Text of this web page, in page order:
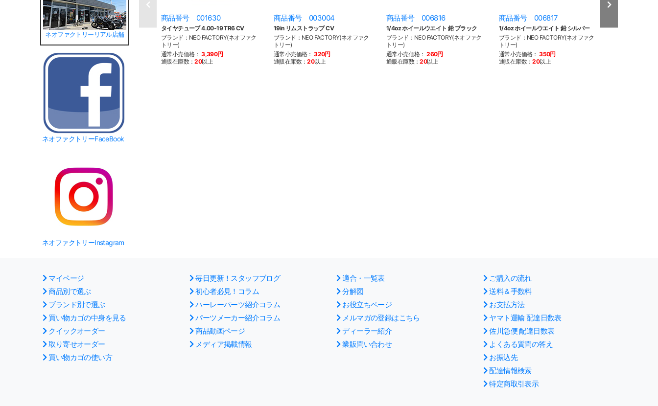
ネオファクトリーリアル店舗
ネオファクトリーFaceBook
ネオファクトリーInstagram
商品番号 001630
タイヤチューブ 4.00-19 TR6 CV
ブランド：NEO FACTORY(ネオファク
トリー)
通常小売価格： 3,390円
通販在庫数：20以上
商品番号 003004
19in リムストラップ CV
ブランド：NEO FACTORY(ネオファク
トリー)
通常小売価格： 320円
通販在庫数：20以上
商品番号 006816
1/4oz ホイールウエイト 鉛 ブラック
ブランド：NEO FACTORY(ネオファク
トリー)
通常小売価格： 260円
通販在庫数：20以上
商品番号 006817
1/4oz ホイールウエイト 鉛 シルバー
ブランド：NEO FACTORY(ネオファク
トリー)
通常小売価格： 350円
通販在庫数：20以上
1/4oz ホイールウ
マイページ
商品別で選ぶ
ブランド別で選ぶ
買い物カゴの中身を見る
クイックオーダー
取り寄せオーダー
買い物カゴの使い方
毎日更新！スタッフブログ
初心者必見！コラム
ハーレーパーツ紹介コラム
パーツメーカー紹介コラム
商品動画ページ
メディア掲載情報
適合・一覧表
分解図
お役立ちページ
メルマガの登録はこちら
ディーラー紹介
業販問い合わせ
ご購入の流れ
送料＆手数料
お支払方法
ヤマト運輸 配達日数表
佐川急便 配達日数表
よくある質問の答え
お振込先
配達情報検索
特定商取引表示